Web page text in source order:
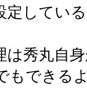
定してい
は秀丸自
もできる